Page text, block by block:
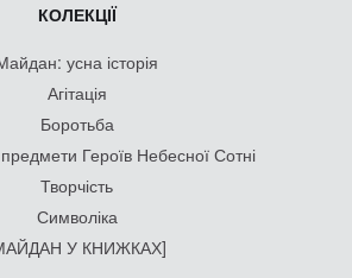
КОЛЕКЦІЇ
усна історія
Агітація
Боротьба
Героїв Небесної Сотні
Творчість
Символіка
У КНИЖКАХ]